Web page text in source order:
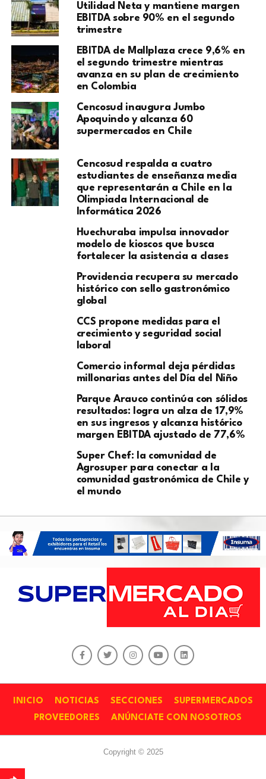
Utilidad Neta y mantiene margen
EBITDA sobre 90% en el segundo
trimestre
EBITDA de Mallplaza crece 9,6% en
el segundo trimestre mientras
avanza en su plan de crecimiento
en Colombia
Cencosud inaugura Jumbo
Apoquindo y alcanza 60
supermercados en Chile
Cencosud respalda a cuatro
estudiantes de enseñanza media
que representarán a Chile en la
Olimpiada Internacional de
Informática 2026
Huechuraba impulsa innovador
modelo de kioscos que busca
fortalecer la asistencia a clases
Providencia recupera su mercado
histórico con sello gastronómico
global
CCS propone medidas para el
crecimiento y seguridad social
laboral
Comercio informal deja pérdidas
millonarias antes del Día del Niño
Parque Arauco continúa con sólidos
resultados: logra un alza de 17,9%
en sus ingresos y alcanza histórico
margen EBITDA ajustado de 77,6%
Super Chef: la comunidad de
Agrosuper para conectar a la
comunidad gastronómica de Chile y
el mundo
INICIO NOTICIAS SECCIONES
SUPERMERCADOS
PROVEEDORES
ANÚNCIATE CON NOSOTROS
Copyright © 2025